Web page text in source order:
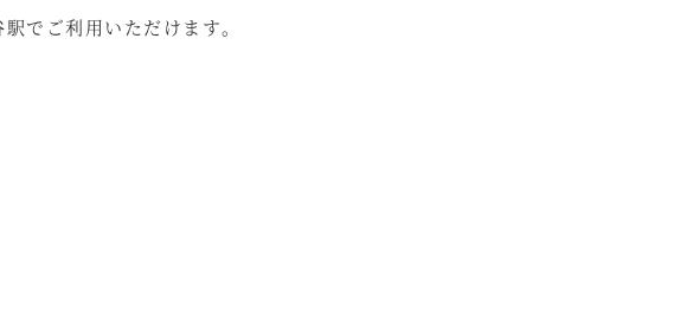
でご利用いただけます。